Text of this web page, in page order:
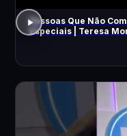
Pessoas Que Não
Especiais | Teresa